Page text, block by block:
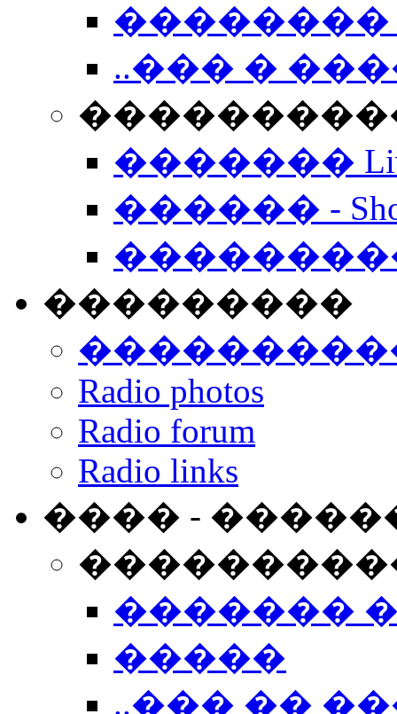
��������
..��� �
����������
�������
������ -
���������
Radio photos
Radio forum
Radio links
���� -
�������
�����
..��� ��